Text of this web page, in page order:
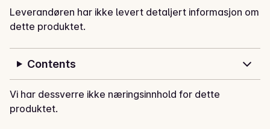
Leverandøren har ikke levert detaljert informasjon om
dette produktet.
Contents
Vi har dessverre ikke næringsinnhold for dette
produktet.